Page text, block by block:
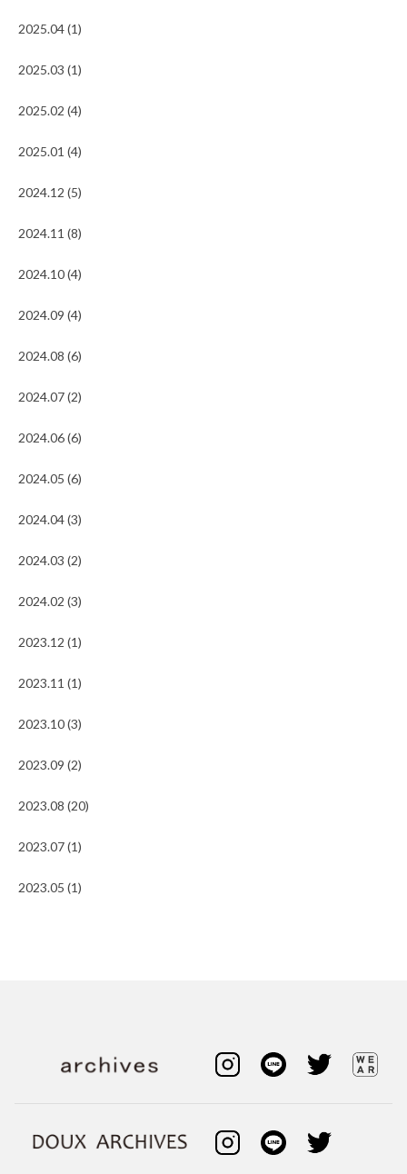
2025.04 (1)
2025.03 (1)
2025.02 (4)
2025.01 (4)
2024.12 (5)
2024.11 (8)
2024.10 (4)
2024.09 (4)
2024.08 (6)
2024.07 (2)
2024.06 (6)
2024.05 (6)
2024.04 (3)
2024.03 (2)
2024.02 (3)
2023.12 (1)
2023.11 (1)
2023.10 (3)
2023.09 (2)
2023.08 (20)
2023.07 (1)
2023.05 (1)